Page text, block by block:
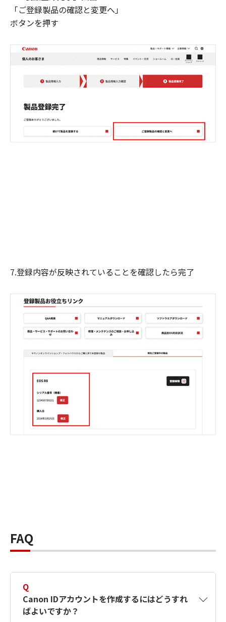
「ご登録製品の確認と変更へ」
ボタンを押す
7.登録内容が反映されていることを確認したら完了
FAQ
Q
Canon IDアカウントを作成するにはどうすれ
ばよいですか？